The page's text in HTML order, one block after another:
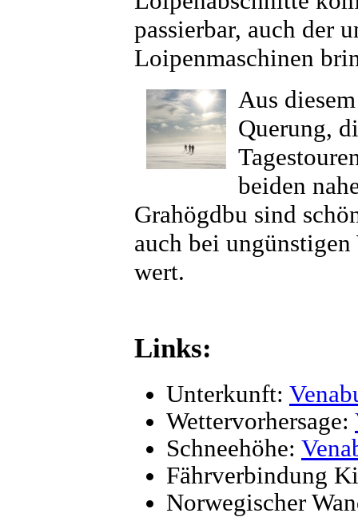
passierbar, auch der
Loipenmaschinen
Aus
Querung,
beiden
Grahögdbu sind
auch bei
wert.
Links:
Unterkunft:
Wettervorhersage:
Schneehöhe:
Fährverbindung
Norwegischer